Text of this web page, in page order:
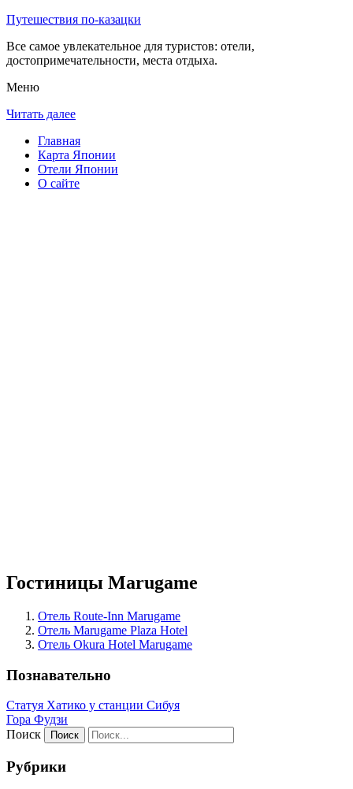
Путешествия по-казацки
Все самое увлекательное для туристов: отели,
достопримечательности, места отдыха.
Меню
Читать далее
Главная
Карта Японии
Отели Японии
О сайте
Гостиницы Marugame
Отель Route-Inn Marugame
Отель Marugame Plaza Hotel
Отель Okura Hotel Marugame
Познавательно
Статуя Хатико у станции Сибуя
Гора Фудзи
Поиск
Рубрики